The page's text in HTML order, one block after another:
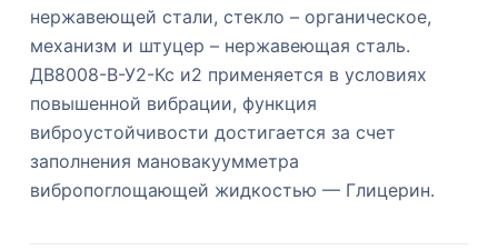
нержавеющей стали, стекло – органическое,
механизм и штуцер – нержавеющая сталь.
ДВ8008-В-У2-Кс и2 применяется в условиях
повышенной вибрации, функция
виброустойчивости достигается за счет
заполнения мановакуумметра
вибропоглощающей жидкостью — Глицерин.